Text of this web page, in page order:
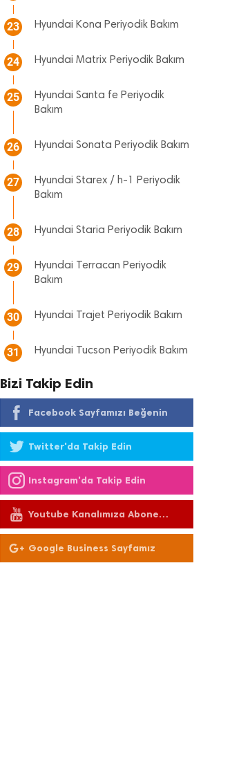
23 Hyundai Kona Periyodik Bakım
24 Hyundai Matrix Periyodik Bakım
25
Hyundai Santa fe Periyodik
Bakım
26 Hyundai Sonata Periyodik Bakım
27
Hyundai Starex / h-1 Periyodik
Bakım
28 Hyundai Staria Periyodik Bakım
29
Hyundai Terracan Periyodik
Bakım
30 Hyundai Trajet Periyodik Bakım
31 Hyundai Tucson Periyodik Bakım
Bizi Takip Edin
Facebook Sayfamızı Beğenin
Twitter'da Takip Edin
Instagram'da Takip Edin
Youtube Kanalımıza Abone
Olun
Google Business Sayfamız